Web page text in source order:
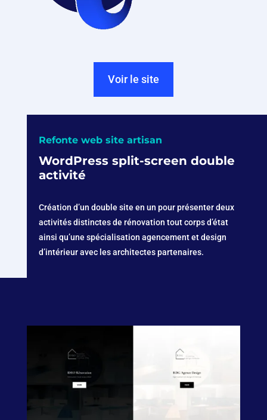
Voir le site
Refonte web site artisan
WordPress split-screen double
activité
Création d’un double site en un pour présenter deux
activités distinctes de rénovation tout corps d’état
ainsi qu’une spécialisation agencement et design
d’intérieur avec les architectes partenaires.